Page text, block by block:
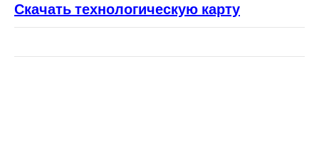
Скачать технологическую карту